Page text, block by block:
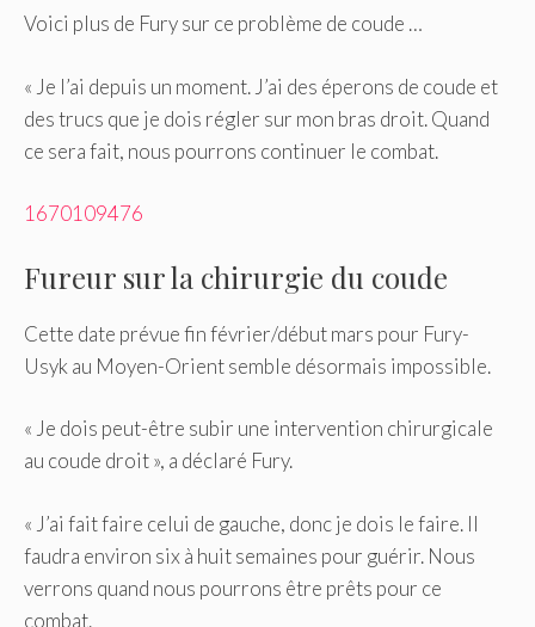
Voici plus de Fury sur ce problème de coude …
« Je l’ai depuis un moment. J’ai des éperons de coude et
des trucs que je dois régler sur mon bras droit. Quand
ce sera fait, nous pourrons continuer le combat.
1670109476
Fureur sur la chirurgie du coude
Cette date prévue fin février/début mars pour Fury-
Usyk au Moyen-Orient semble désormais impossible.
« Je dois peut-être subir une intervention chirurgicale
au coude droit », a déclaré Fury.
« J’ai fait faire celui de gauche, donc je dois le faire. Il
faudra environ six à huit semaines pour guérir. Nous
verrons quand nous pourrons être prêts pour ce
combat.